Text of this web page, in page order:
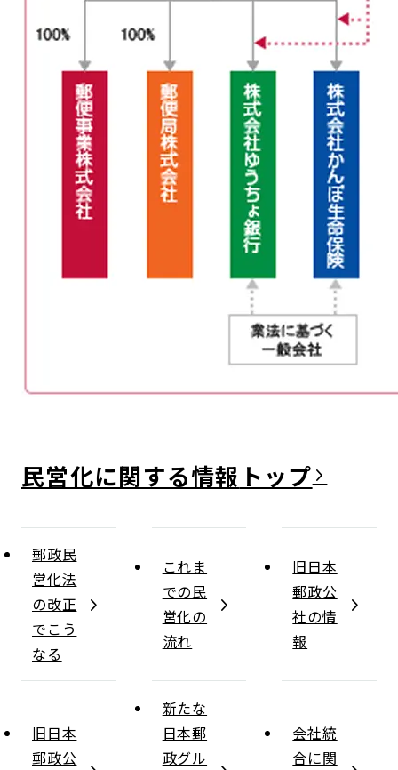
民営化に関する情報
郵政民
営化法
の改正
でこう
なる
これま
での民
営化の
流れ
旧日本
郵政公
社の情
報
旧日本
郵政公
新たな
日本郵
政グル
会社統
合に関